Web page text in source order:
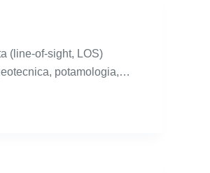
(line-of-sight, LOS)
potamologia,…